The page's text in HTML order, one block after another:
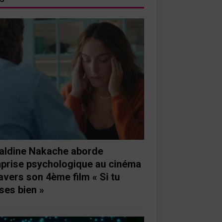
Nakache aborde
psychologique au cinéma
son 4ème film « Si tu
bien »